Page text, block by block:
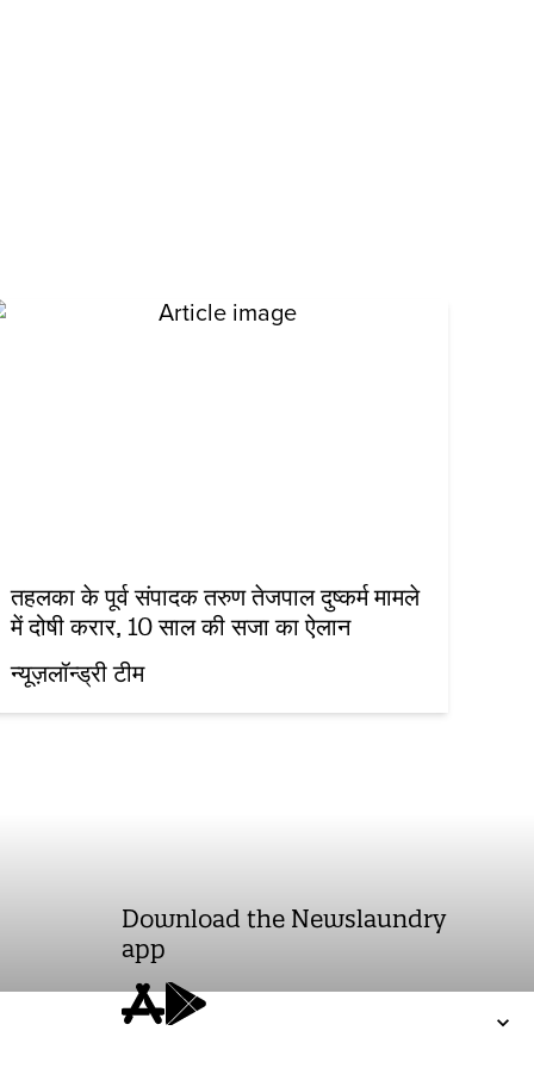
तहलका के पूर्व संपादक तरुण तेजपाल दुष्कर्म मामले
में दोषी करार, 10 साल की सजा का ऐलान
न्यूज़लॉन्ड्री टीम
Download the Newslaundry
app